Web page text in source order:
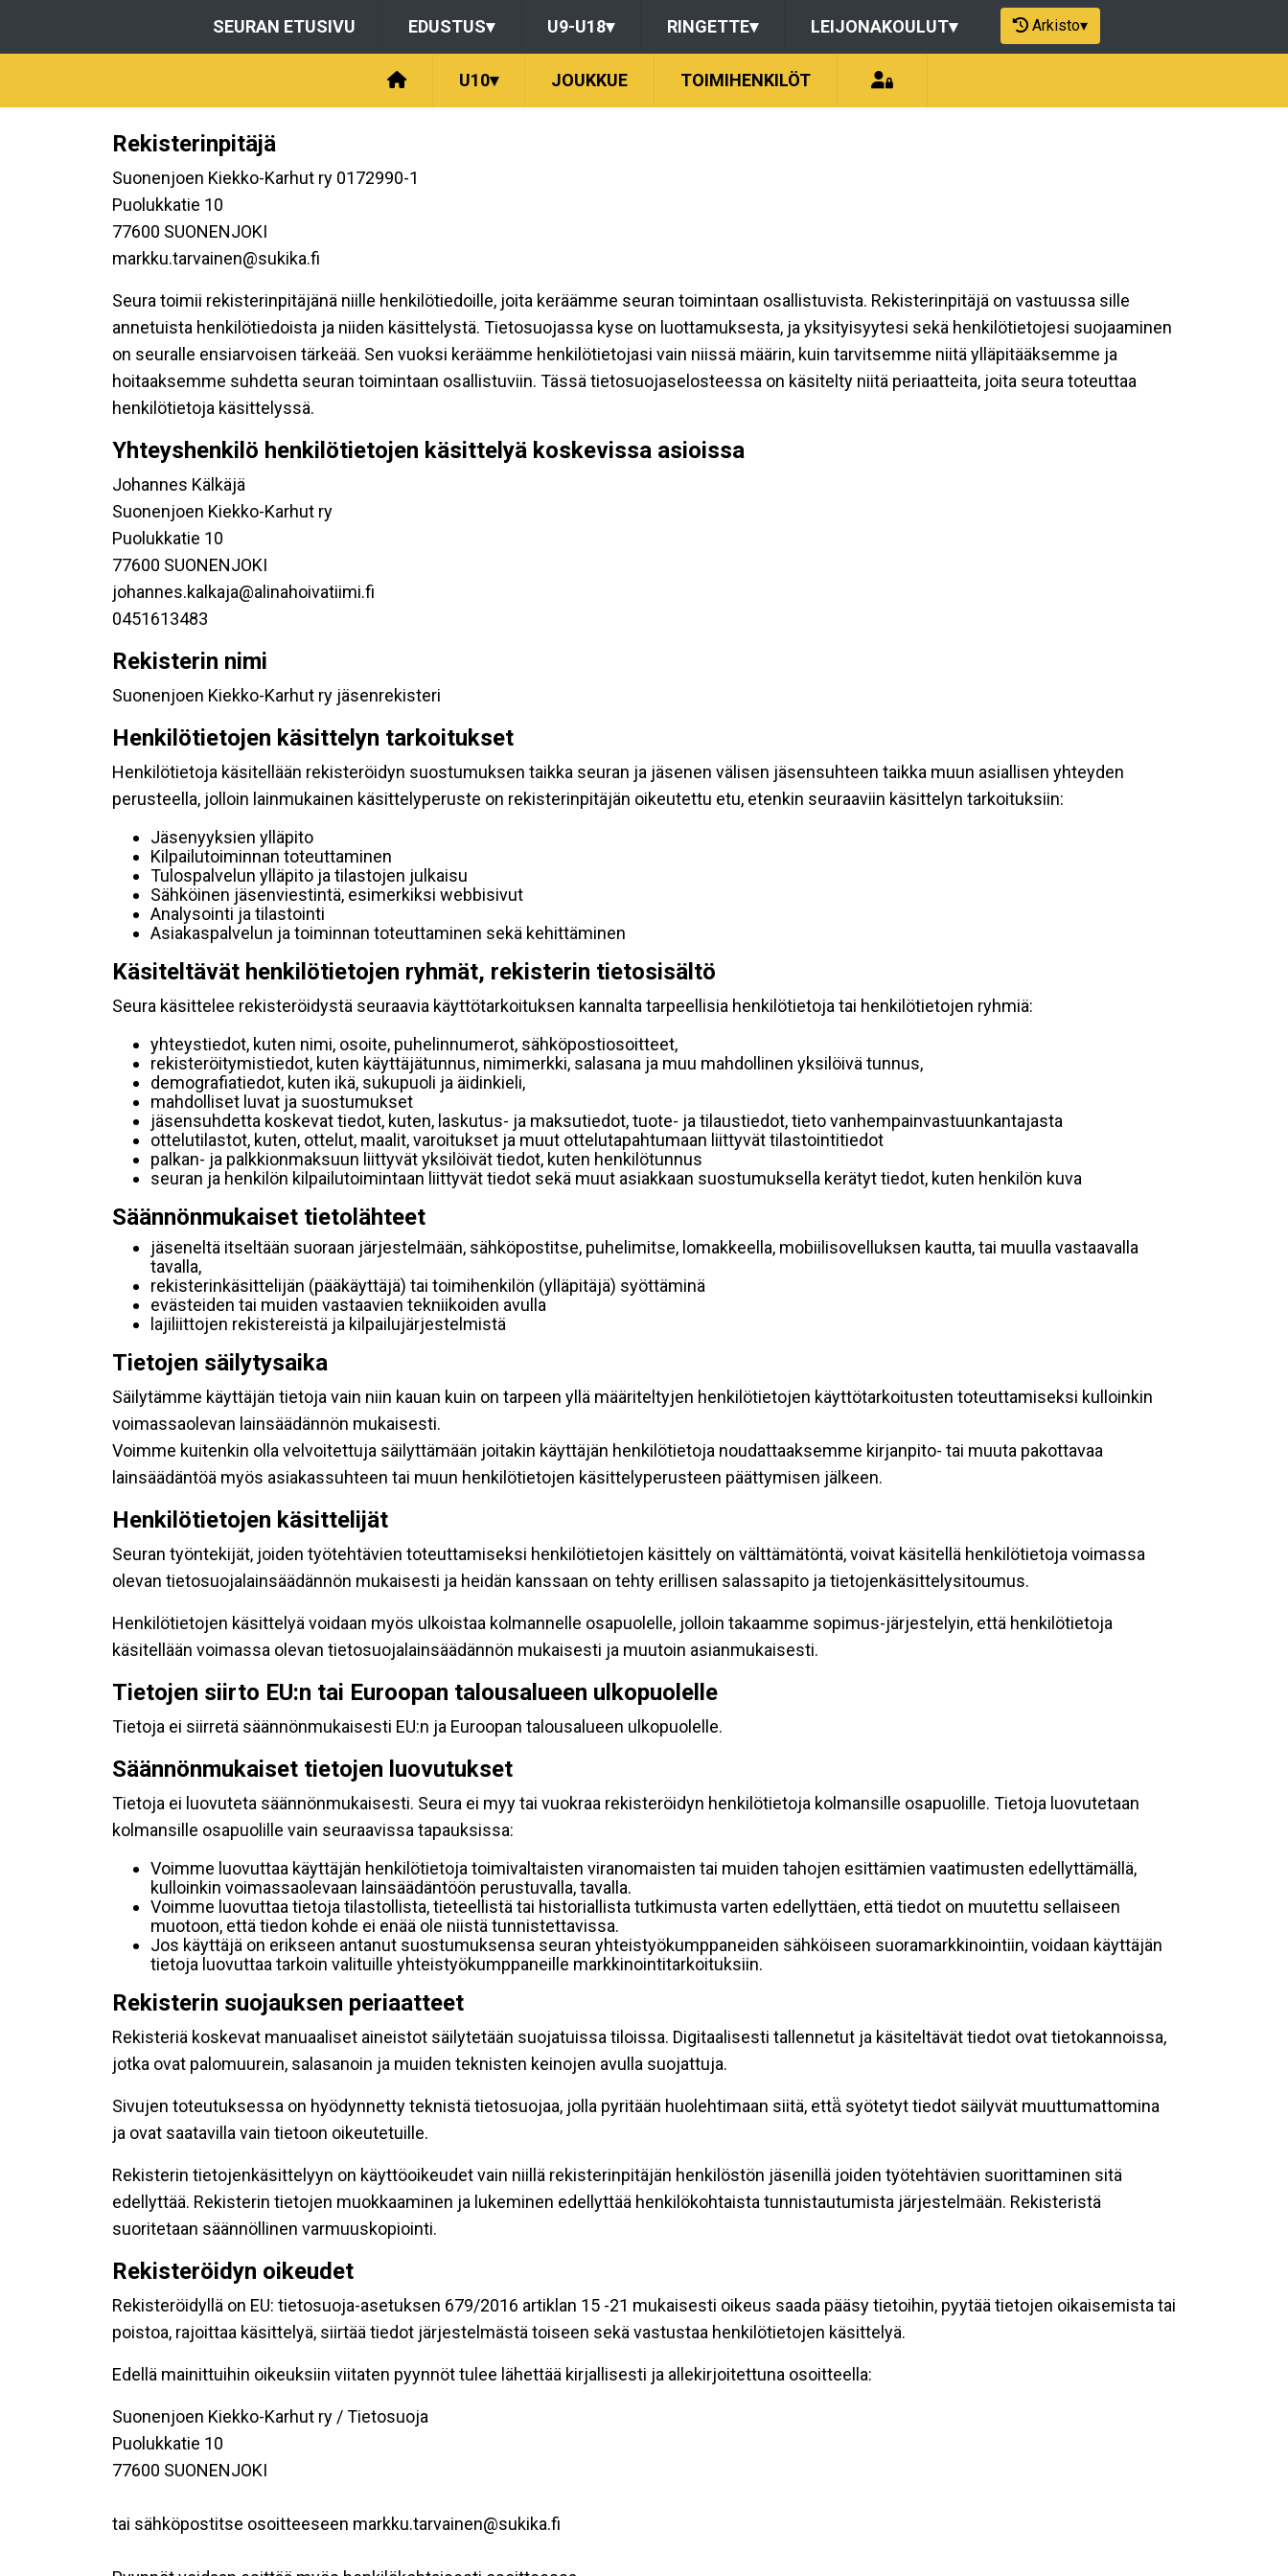
SEURAN ETUSIVU EDUSTUS▾ U9-U18▾ RINGETTE▾ LEIJONAKOULUT▾ Arkisto▾
U10▾ JOUKKUE TOIMIHENKILÖT
Rekisterinpitäjä
Suonenjoen Kiekko-Karhut ry 0172990-1
Puolukkatie 10
77600 SUONENJOKI
markku.tarvainen@sukika.fi
Seura toimii rekisterinpitäjänä niille henkilötiedoille, joita keräämme seuran toimintaan osallistuvista. Rekisterinpitäjä on vastuussa sille
annetuista henkilötiedoista ja niiden käsittelystä. Tietosuojassa kyse on luottamuksesta, ja yksityisyytesi sekä henkilötietojesi suojaaminen
on seuralle ensiarvoisen tärkeää. Sen vuoksi keräämme henkilötietojasi vain niissä määrin, kuin tarvitsemme niitä ylläpitääksemme ja
hoitaaksemme suhdetta seuran toimintaan osallistuviin. Tässä tietosuojaselosteessa on käsitelty niitä periaatteita, joita seura toteuttaa
henkilötietoja käsittelyssä.
Yhteyshenkilö henkilötietojen käsittelyä koskevissa asioissa
Johannes Kälkäjä
Suonenjoen Kiekko-Karhut ry
Puolukkatie 10
77600 SUONENJOKI
johannes.kalkaja@alinahoivatiimi.fi
0451613483
Rekisterin nimi
Suonenjoen Kiekko-Karhut ry jäsenrekisteri
Henkilötietojen käsittelyn tarkoitukset
Henkilötietoja käsitellään rekisteröidyn suostumuksen taikka seuran ja jäsenen välisen jäsensuhteen taikka muun asiallisen yhteyden
perusteella, jolloin lainmukainen käsittelyperuste on rekisterinpitäjän oikeutettu etu, etenkin seuraaviin käsittelyn tarkoituksiin:
Jäsenyyksien ylläpito
Kilpailutoiminnan toteuttaminen
Tulospalvelun ylläpito ja tilastojen julkaisu
Sähköinen jäsenviestintä, esimerkiksi webbisivut
Analysointi ja tilastointi
Asiakaspalvelun ja toiminnan toteuttaminen sekä kehittäminen
Käsiteltävät henkilötietojen ryhmät, rekisterin tietosisältö
Seura käsittelee rekisteröidystä seuraavia käyttötarkoituksen kannalta tarpeellisia henkilötietoja tai henkilötietojen ryhmiä:
yhteystiedot, kuten nimi, osoite, puhelinnumerot, sähköpostiosoitteet,
rekisteröitymistiedot, kuten käyttäjätunnus, nimimerkki, salasana ja muu mahdollinen yksilöivä tunnus,
demografiatiedot, kuten ikä, sukupuoli ja äidinkieli,
mahdolliset luvat ja suostumukset
jäsensuhdetta koskevat tiedot, kuten, laskutus- ja maksutiedot, tuote- ja tilaustiedot, tieto vanhempainvastuunkantajasta
ottelutilastot, kuten, ottelut, maalit, varoitukset ja muut ottelutapahtumaan liittyvät tilastointitiedot
palkan- ja palkkionmaksuun liittyvät yksilöivät tiedot, kuten henkilötunnus
seuran ja henkilön kilpailutoimintaan liittyvät tiedot sekä muut asiakkaan suostumuksella kerätyt tiedot, kuten henkilön kuva
Säännönmukaiset tietolähteet
jäseneltä itseltään suoraan järjestelmään, sähköpostitse, puhelimitse, lomakkeella, mobiilisovelluksen kautta, tai muulla vastaavalla
tavalla,
rekisterinkäsittelijän (pääkäyttäjä) tai toimihenkilön (ylläpitäjä) syöttäminä
evästeiden tai muiden vastaavien tekniikoiden avulla
lajiliittojen rekistereistä ja kilpailujärjestelmistä
Tietojen säilytysaika
Säilytämme käyttäjän tietoja vain niin kauan kuin on tarpeen yllä määriteltyjen henkilötietojen käyttötarkoitusten toteuttamiseksi kulloinkin
voimassaolevan lainsäädännön mukaisesti.
Voimme kuitenkin olla velvoitettuja säilyttämään joitakin käyttäjän henkilötietoja noudattaaksemme kirjanpito- tai muuta pakottavaa
lainsäädäntöä myös asiakassuhteen tai muun henkilötietojen käsittelyperusteen päättymisen jälkeen.
Henkilötietojen käsittelijät
Seuran työntekijät, joiden työtehtävien toteuttamiseksi henkilötietojen käsittely on välttämätöntä, voivat käsitellä henkilötietoja voimassa
olevan tietosuojalainsäädännön mukaisesti ja heidän kanssaan on tehty erillisen salassapito ja tietojenkäsittelysitoumus.
Henkilötietojen käsittelyä voidaan myös ulkoistaa kolmannelle osapuolelle, jolloin takaamme sopimus-järjestelyin, että henkilötietoja
käsitellään voimassa olevan tietosuojalainsäädännön mukaisesti ja muutoin asianmukaisesti.
Tietojen siirto EU:n tai Euroopan talousalueen ulkopuolelle
Tietoja ei siirretä säännönmukaisesti EU:n ja Euroopan talousalueen ulkopuolelle.
Säännönmukaiset tietojen luovutukset
Tietoja ei luovuteta säännönmukaisesti. Seura ei myy tai vuokraa rekisteröidyn henkilötietoja kolmansille osapuolille. Tietoja luovutetaan
kolmansille osapuolille vain seuraavissa tapauksissa:
Voimme luovuttaa käyttäjän henkilötietoja toimivaltaisten viranomaisten tai muiden tahojen esittämien vaatimusten edellyttämällä,
kulloinkin voimassaolevaan lainsäädäntöön perustuvalla, tavalla.
Voimme luovuttaa tietoja tilastollista, tieteellistä tai historiallista tutkimusta varten edellyttäen, että tiedot on muutettu sellaiseen
muotoon, että tiedon kohde ei enää ole niistä tunnistettavissa.
Jos käyttäjä on erikseen antanut suostumuksensa seuran yhteistyökumppaneiden sähköiseen suoramarkkinointiin, voidaan käyttäjän
tietoja luovuttaa tarkoin valituille yhteistyökumppaneille markkinointitarkoituksiin.
Rekisterin suojauksen periaatteet
Rekisteriä koskevat manuaaliset aineistot säilytetään suojatuissa tiloissa. Digitaalisesti tallennetut ja käsiteltävät tiedot ovat tietokannoissa,
jotka ovat palomuurein, salasanoin ja muiden teknisten keinojen avulla suojattuja.
Sivujen toteutuksessa on hyödynnetty teknistä tietosuojaa, jolla pyritään huolehtimaan siitä, että̈ syötetyt tiedot säilyvät muuttumattomina
ja ovat saatavilla vain tietoon oikeutetuille.
Rekisterin tietojenkäsittelyyn on käyttöoikeudet vain niillä rekisterinpitäjän henkilöstön jäsenillä joiden työtehtävien suorittaminen sitä
edellyttää. Rekisterin tietojen muokkaaminen ja lukeminen edellyttää henkilökohtaista tunnistautumista järjestelmään. Rekisteristä
suoritetaan säännöllinen varmuuskopiointi.
Rekisteröidyn oikeudet
Rekisteröidyllä on EU: tietosuoja-asetuksen 679/2016 artiklan 15 -21 mukaisesti oikeus saada pääsy tietoihin, pyytää tietojen oikaisemista tai
poistoa, rajoittaa käsittelyä, siirtää tiedot järjestelmästä toiseen sekä vastustaa henkilötietojen käsittelyä.
Edellä mainittuihin oikeuksiin viitaten pyynnöt tulee lähettää kirjallisesti ja allekirjoitettuna osoitteella:
Suonenjoen Kiekko-Karhut ry / Tietosuoja
Puolukkatie 10
77600 SUONENJOKI
tai sähköpostitse osoitteeseen markku.tarvainen@sukika.fi